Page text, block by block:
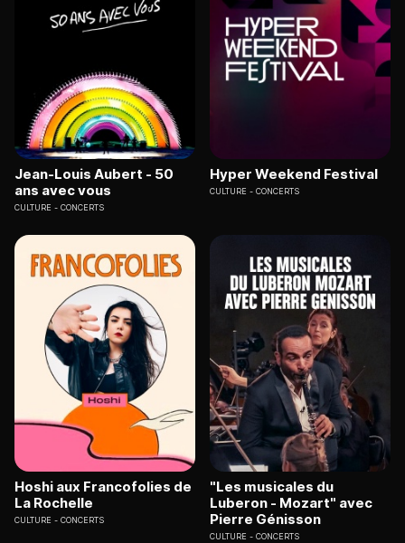
Jean-Louis Aubert - 50
ans avec vous
CULTURE CONCERTS
Hyper Weekend Festival
CULTURE CONCERTS
Hoshi aux Francofolies de
La Rochelle
CULTURE CONCERTS
"Les musicales du
Luberon - Mozart" avec
Pierre Génisson
CULTURE CONCERTS